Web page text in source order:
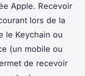
Apple. Recevoir
lors de la
le Keychain ou
(un mobile ou
de recevoir